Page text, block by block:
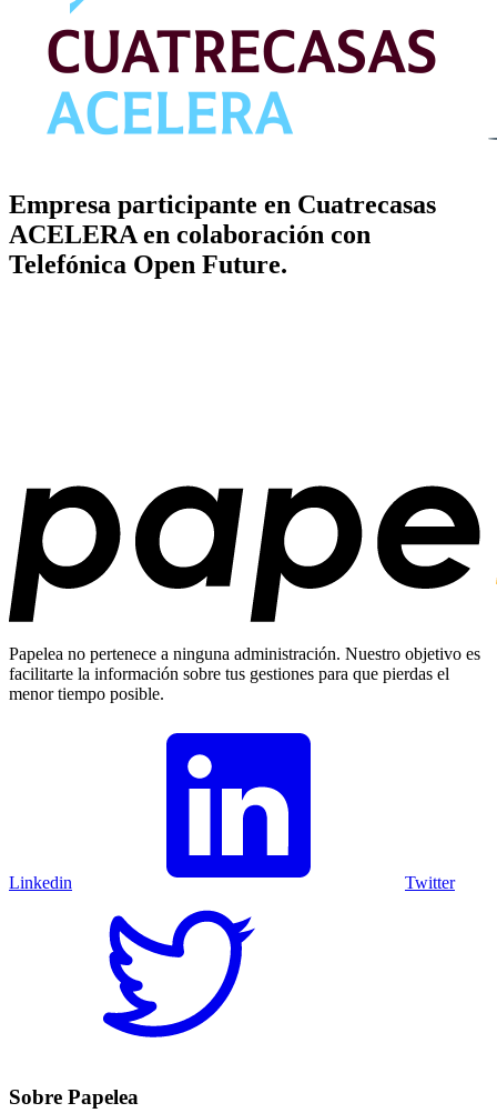
Empresa participante en Cuatrecasas
ACELERA en colaboración con
Telefónica Open Future.
Papelea no pertenece a ninguna administración. Nuestro objetivo es
facilitarte la información sobre tus gestiones para que pierdas el
menor tiempo posible.
Linkedin Twitter
Sobre Papelea